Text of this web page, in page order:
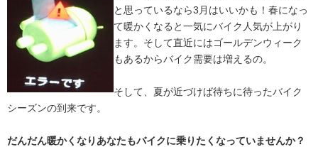
と思っているなら3月はいいかも！春になっ
て暖かくなると一気にバイク人気が上がり
ます。そして直近にはゴールデンウィーク
もあるからバイク需要は増えるの。
そして、夏が近づけば待ちに待ったバイク
シーズンの到来です。
だんだん暖かくなりあなたもバイクに乗りたくなっていませんか？